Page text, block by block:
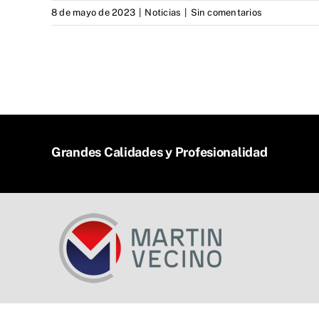
8 de mayo de 2023 Noticias Sin comentarios
Grandes Calidades y Profesionalidad